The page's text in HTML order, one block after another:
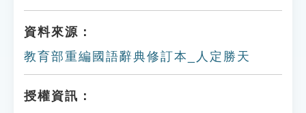
資料來源：
教育部重編國語辭典修訂本_人定勝天
授權資訊：